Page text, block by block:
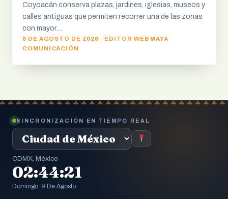
Coyoacán conserva plazas, jardines, iglesias, museos y
calles antiguas que permiten recorrer una de las zonas
con mayor…
8 DE AGOSTO DE 2026 · EDITOR WEB MAYA
COMUNICACIÓN
SINCRONIZACIÓN EN TIEMPO REAL
CDMX, México
02:44:22
Domingo, 9 De Agosto